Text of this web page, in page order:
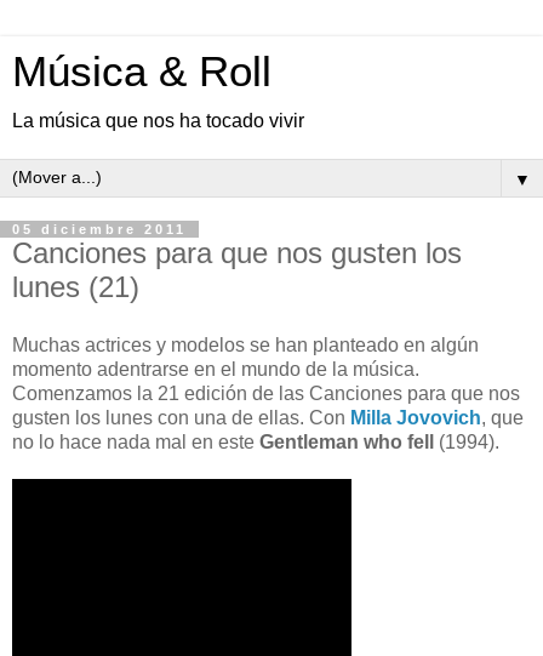
Música & Roll
La música que nos ha tocado vivir
▼
05 diciembre 2011
Canciones para que nos gusten los
lunes (21)
Muchas actrices y modelos se han planteado en algún
momento adentrarse en el mundo de la música.
Comenzamos la 21 edición de las Canciones para que nos
gusten los lunes con una de ellas. Con Milla Jovovich, que
no lo hace nada mal en este Gentleman who fell (1994).